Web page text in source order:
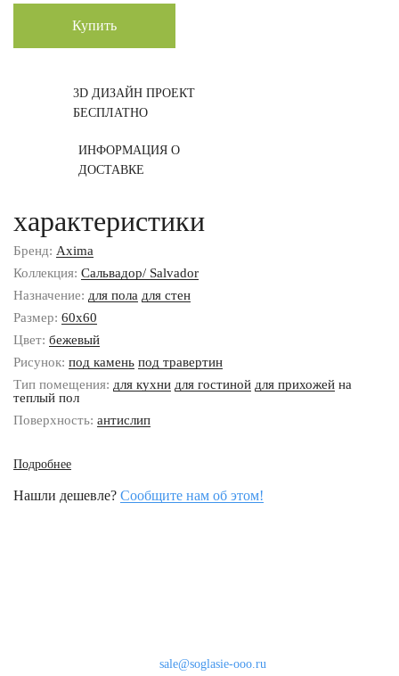
Купить
3D ДИЗАЙН ПРОЕКТ
БЕСПЛАТНО
ИНФОРМАЦИЯ О
ДОСТАВКЕ
характеристики
Бренд: Axima
Коллекция: Сальвадор/ Salvador
Назначение: для пола для стен
Размер: 60x60
Цвет: бежевый
Рисунок: под камень под травертин
Тип помещения: для кухни для гостиной для прихожей на
теплый пол
Поверхность: антислип
Подробнее
Нашли дешевле? Сообщите нам об этом!
sale@soglasie-ooo.ru